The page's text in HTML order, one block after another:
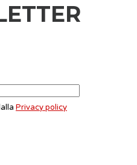
Privacy policy